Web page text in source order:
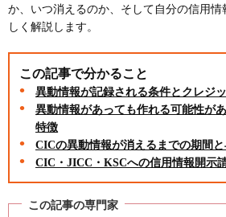
か、いつ消えるのか、そして自分の信用
しく解説します。
この記事で分かること
異動情報が記録される条件とクレジ
異動情報があっても作れる可能性が
特徴
CICの異動情報が消えるまでの期間
CIC・JICC・KSCへの信用情報開示
この記事の専門家